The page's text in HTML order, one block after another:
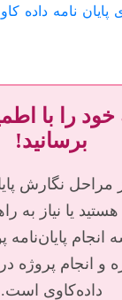
پایان نامه داده
خود را با
برسانید!
مراحل نگارش
یا نیاز به
انجام پایان‌نامه
و انجام پروژه
داده‌کاوی است.